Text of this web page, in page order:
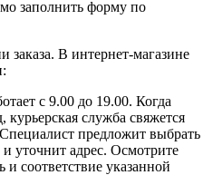
заполнить форму по
заказа. В интернет-магазине
с 9.00 до 19.00. Когда
курьерская служба свяжется
предложит выбрать
уточнит адрес. Осмотрите
и соответствие указанной